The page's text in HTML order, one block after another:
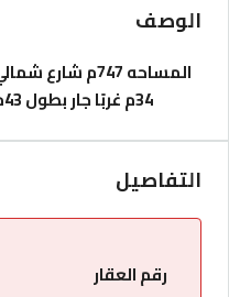
الوصف
المساحه 747م شارع شمالي10م بطول
34م غربًا جار بطول 43م
التفاصيل
رقم العقار